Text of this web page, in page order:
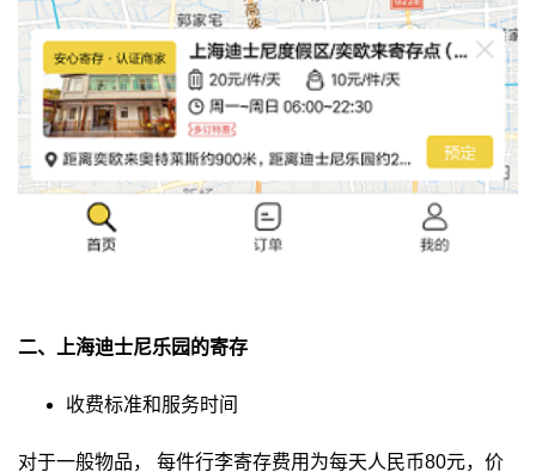
二、上海迪士尼乐园的寄存
收费标准和服务时间
对于一般物品， 每件行李寄存费用为每天人民币80元，价